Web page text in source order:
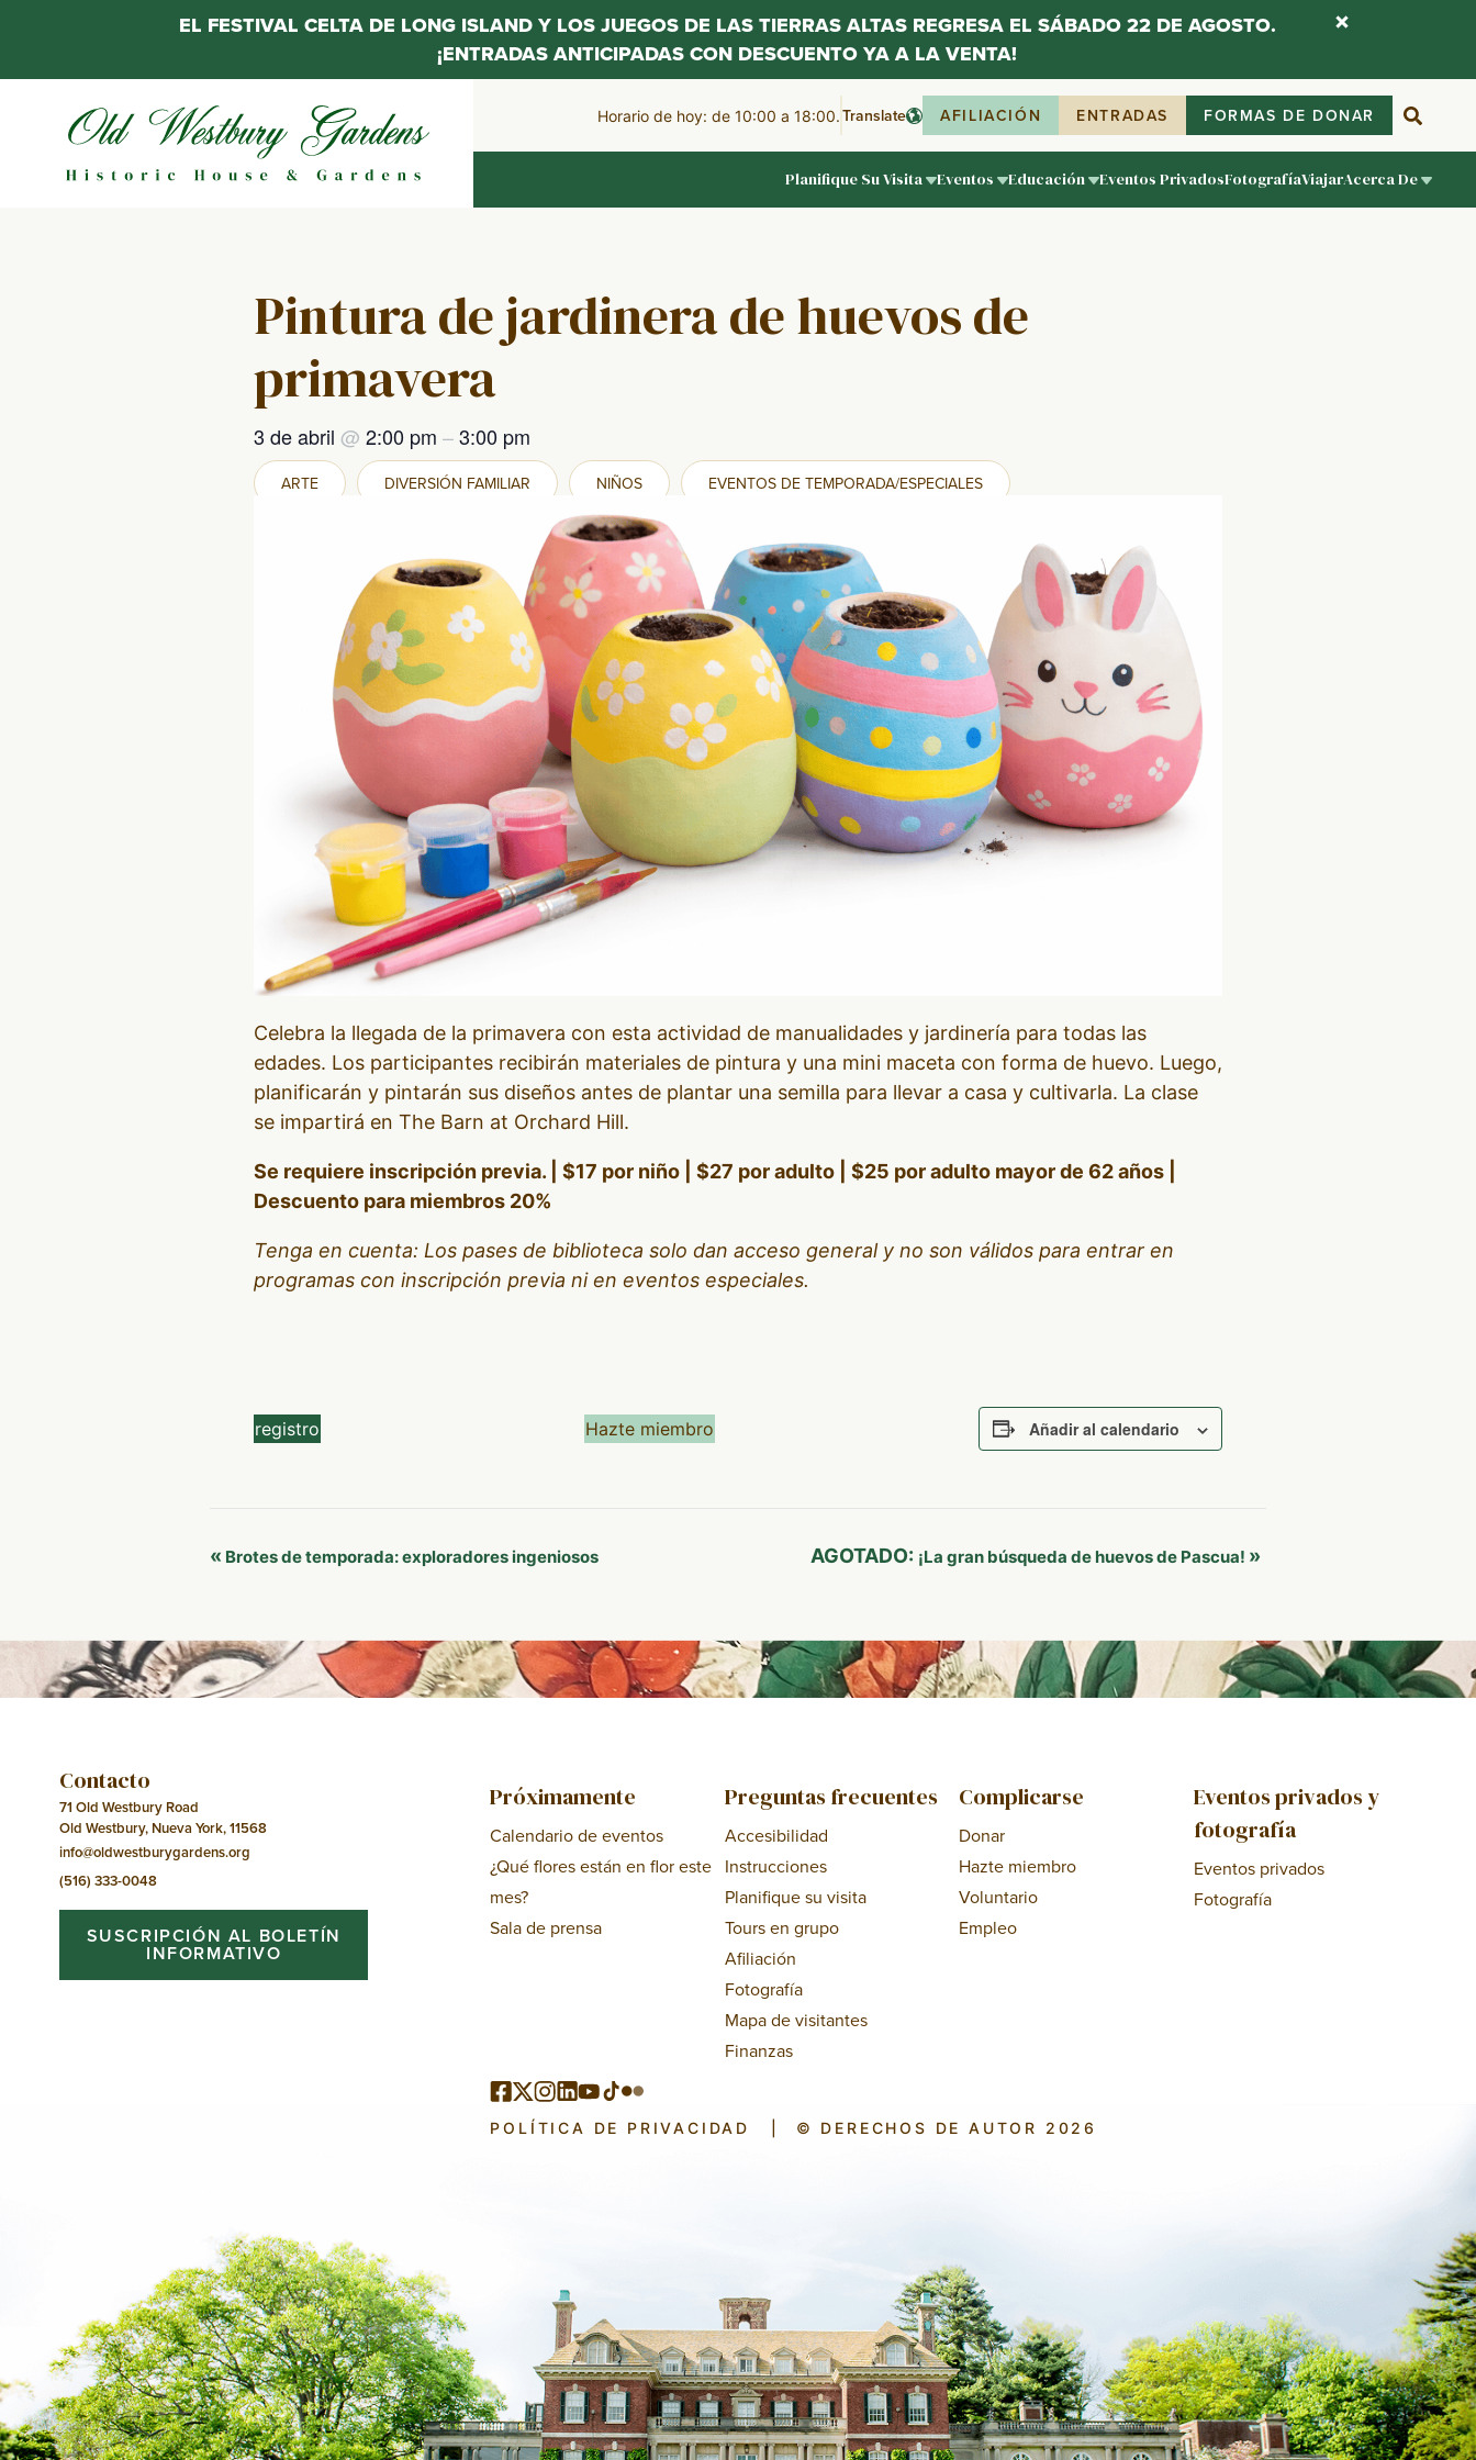
contenido
Horario de hoy: de 10:00 a 18:00.Translate AFILIACIÓN ENTRADAS FORMAS DE DONAR
Planifique Su Visita Eventos Educación Eventos PrivadosFotografíaViajarAcerca De
Pintura de jardinera de huevos de
primavera
3 de abril @ 2:00 pm –3:00 pm
ARTE DIVERSIÓN FAMILIAR NIÑOS EVENTOS DE TEMPORADA/ESPECIALES
Celebra la llegada de la primavera con esta actividad de manualidades y jardinería para todas las
edades. Los participantes recibirán materiales de pintura y una mini maceta con forma de huevo. Luego,
planificarán y pintarán sus diseños antes de plantar una semilla para llevar a casa y cultivarla. La clase
se impartirá en The Barn at Orchard Hill.
Se requiere inscripción previa. | $17 por niño | $27 por adulto | $25 por adulto mayor de 62 años |
Descuento para miembros 20%
Tenga en cuenta: Los pases de biblioteca solo dan acceso general y no son válidos para entrar en
programas con inscripción previa ni en eventos especiales.
registro Hazte miembro Añadir al calendario
Navegación
Evento
« Brotes de temporada: exploradores ingeniosos AGOTADO: ¡La gran búsqueda de huevos de Pascua! »
Contacto
71 Old Westbury Road
Old Westbury, Nueva York, 11568
info@oldwestburygardens.org
(516) 333-0048
SUSCRIPCIÓN AL BOLETÍN
INFORMATIVO
Próximamente
Calendario de eventos
¿Qué flores están en flor este
mes?
Sala de prensa
Preguntas frecuentes
Accesibilidad
Instrucciones
Planifique su visita
Tours en grupo
Afiliación
Fotografía
Mapa de visitantes
Finanzas
Complicarse
Donar
Hazte miembro
Voluntario
Empleo
Eventos privados y
fotografía
Eventos privados
Fotografía
POLÍTICA DE PRIVACIDAD © DERECHOS DE AUTOR 2026
EL FESTIVAL CELTA DE LONG ISLAND Y LOS JUEGOS DE LAS TIERRAS ALTAS REGRESA EL SÁBADO 22 DE AGOSTO.
¡ENTRADAS ANTICIPADAS CON DESCUENTO YA A LA VENTA!